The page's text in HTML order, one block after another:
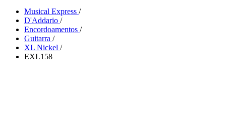
Musical Express /
D'Addario /
Encordoamentos /
Guitarra /
XL Nickel /
EXL158